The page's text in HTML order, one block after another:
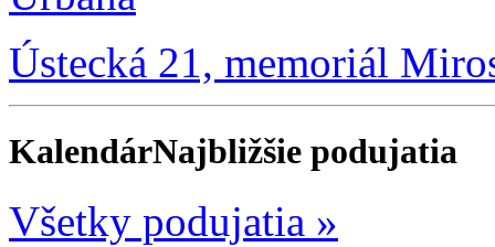
Ústecká 21, memoriál
KalendárNajbližšie podujatia
Všetky podujatia »